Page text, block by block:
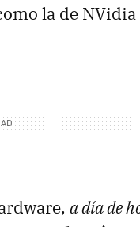
la de
a día de